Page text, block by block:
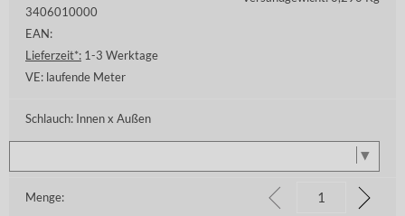
3406010000
EAN:
Lieferzeit*: 1-3 Werktage
VE: laufende Meter
Schlauch: Innen x Außen
Menge: